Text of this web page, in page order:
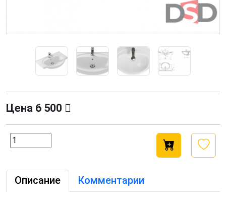
Цена 6 500
Описание Комментарии